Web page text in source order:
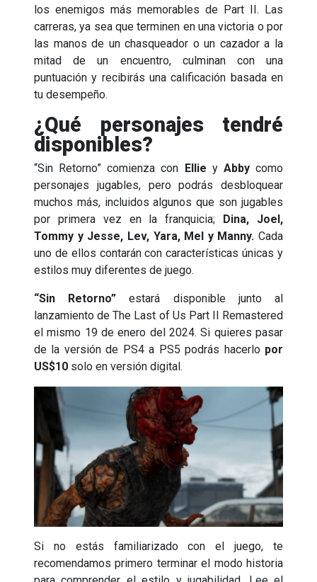
los enemigos más memorables de Part II. Las
carreras, ya sea que terminen en una victoria o por
las manos de un chasqueador o un cazador a la
mitad de un encuentro, culminan con una
puntuación y recibirás una calificación basada en
tu desempeño.
¿Qué personajes tendré
disponibles?
“Sin Retorno” comienza con Ellie y Abbycomo
personajes jugables, pero podrás desbloquear
muchos más, incluidos algunos que son jugables
por primera vez en la franquicia; Dina, Joel,
Tommy y Jesse, Lev, Yara, Mel y Manny. Cada
uno de ellos contarán con características únicas y
estilos muy diferentes de juego.
“Sin Retorno” estará disponible junto al
lanzamiento de The Last of Us Part II Remastered
el mismo 19 de enero del 2024. Si quieres pasar
de la versión de PS4 a PS5 podrás hacerlo por
US$10 solo en versión digital.
Si no estás familiarizado con el juego, te
recomendamos primero terminar el modo historia